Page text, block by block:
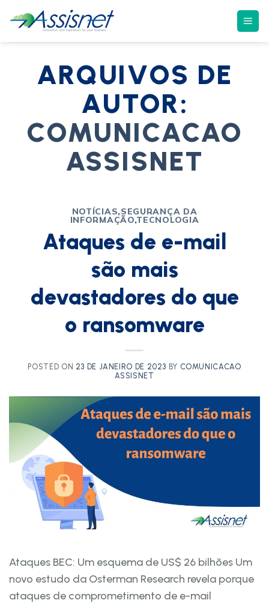
ARQUIVOS DE
AUTOR:
COMUNICACAO
ASSISNET
NOTÍCIAS,SEGURANÇA DA
INFORMAÇÃO,TECNOLOGIA
Ataques de e-mail
são mais
devastadores do que
o ransomware
POSTED ON 23 DE JANEIRO DE 2023 BY COMUNICACAO
ASSISNET
Ataques BEC: Um esquema de US$ 26 bilhões Um
novo estudo da Osterman Research revela porque
ataques de comprometimento de e-mail